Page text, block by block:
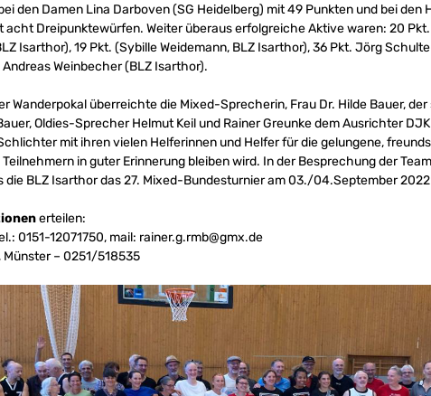
den Damen Lina Darboven (SG Heidelberg) mit 49 Punkten und bei den
acht Dreipunktewürfen. Weiter überaus erfolgreiche Aktive waren: 20
Isarthor), 19 Pkt. (Sybille Weidemann, BLZ Isarthor), 36 Pkt. Jörg
Weinbecher (BLZ Isarthor).
Wanderpokal überreichte die Mixed-Sprecherin, Frau Dr. Hilde Bauer,
Oldies-Sprecher Helmut Keil und Rainer Greunke dem Ausrichter
mit ihren vielen Helferinnen und Helfer für die gelungene,
Teilnehmern in guter Erinnerung bleiben wird. In der Besprechung der
die BLZ Isarthor das 27. Mixed-Bundesturnier am 03./04.September
erteilen:
0151-12071750, mail: rainer.g.rmb@gmx.de
Münster – 0251/518535